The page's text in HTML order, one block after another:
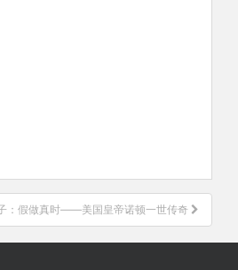
：假做真时——美国皇帝诺顿一世传奇